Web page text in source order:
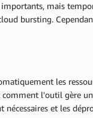
mais
bursting.
les
l'outil gère
et les